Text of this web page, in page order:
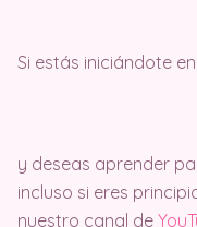
Si estás iniciándote
y deseas aprender
incluso si eres
nuestro canal de Y